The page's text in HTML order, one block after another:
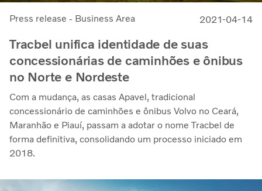
Press release - Business Area 2021-04-14
Tracbel unifica identidade de suas
concessionárias de caminhões e ônibus
no Norte e Nordeste
Com a mudança, as casas Apavel, tradicional
concessionário de caminhões e ônibus Volvo no Ceará,
Maranhão e Piauí, passam a adotar o nome Tracbel de
forma definitiva, consolidando um processo iniciado em
2018.